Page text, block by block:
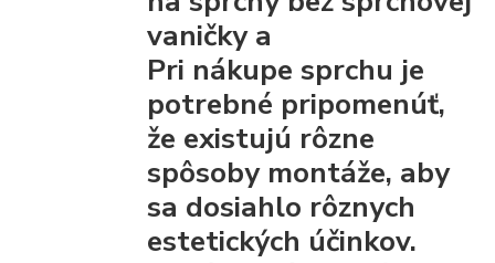
vaničky a
Pri nákupe sprchu je
potrebné pripomenúť,
že existujú rôzne
spôsoby montáže, aby
sa dosiahlo rôznych
estetických účinkov.